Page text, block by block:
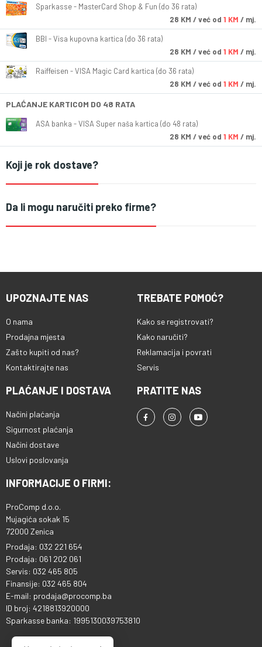
Sparkasse - MasterCard Shop & Fun (do 36 rata)
28 KM / već od 1 KM / mj.
BBI - Visa kupovna kartica (do 36 rata)
28 KM / već od 1 KM / mj.
Raiffeisen - VISA Magic Card kartica (do 36 rata)
28 KM / već od 1 KM / mj.
PLAĆANJE KARTICOM DO 48 RATA
ASA banka - VISA Super naša kartica (do 48 rata)
28 KM / već od 1 KM / mj.
Koji je rok dostave?
Da li mogu naručiti preko firme?
UPOZNAJTE NAS
O nama
Prodajna mjesta
Zašto kupiti od nas?
Kontaktirajte nas
TREBATE POMOĆ?
Kako se registrovati?
Kako naručiti?
Reklamacija i povrati
Servis
PLAĆANJE I DOSTAVA
Načini plaćanja
Sigurnost plaćanja
Načini dostave
Uslovi poslovanja
PRATITE NAS
INFORMACIJE O FIRMI:
ProComp d.o.o.
Mujagića sokak 15
72000 Zenica
Prodaja: 032 221 654
Prodaja: 061 202 061
Servis: 032 465 805
Finansije: 032 465 804
E-mail: prodaja@procomp.ba
ID broj: 4218813920000
Sparkasse banka: 1995130039753810